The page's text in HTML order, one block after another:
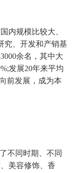
内规模比较大、
究、开发和产销基
余名，其中大
发展20年来平均
前发展，成为本
不同时期、不同
美容修饰、香